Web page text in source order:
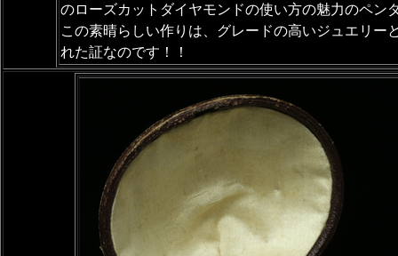
のローズカットダイヤモンドの使い方の魅力のペン
この素晴らしい作りは、グレードの高いジュエリー
れた証なのです！！